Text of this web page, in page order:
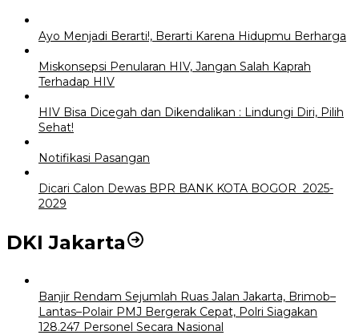
Ayo Menjadi Berarti!, Berarti Karena Hidupmu Berharga
Miskonsepsi Penularan HIV, Jangan Salah Kaprah
Terhadap HIV
HIV Bisa Dicegah dan Dikendalikan : Lindungi Diri, Pilih
Sehat!
Notifikasi Pasangan
Dicari Calon Dewas BPR BANK KOTA BOGOR 2025-
2029
DKI Jakarta
Banjir Rendam Sejumlah Ruas Jalan Jakarta, Brimob–
Lantas–Polair PMJ Bergerak Cepat, Polri Siagakan
128.247 Personel Secara Nasional